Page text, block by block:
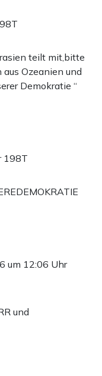
teilt mit,bitte
Ozeanien und
Demokratie “
198T
um 12:06 Uhr
und